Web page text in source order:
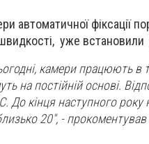
автоматичної фіксації
уже встановили
камери працюють
на постійній основі.
До кінця наступного
20", -